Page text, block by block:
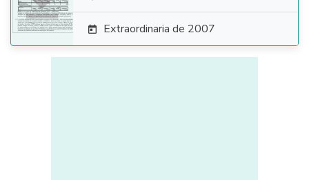
 Extraordinaria de 2007